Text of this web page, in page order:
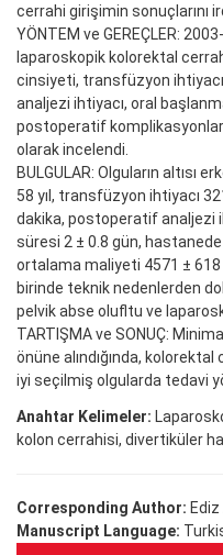
cerrahi girişimin sonuçlarını
YÖNTEM ve GEREÇLER:
laparoskopik kolorektal
cinsiyeti, transfüzyon
analjezi ihtiyacı, oral
postoperatif
olarak incelendi.
BULGULAR: Olguların altısı
58 yıl, transfüzyon ihtiyacı
dakika, postoperatif analjezi
süresi 2 ± 0.8 gün,
ortalama maliyeti 4571 ± 618
birinde teknik nedenlerden
pelvik abse olufltu ve
TARTIŞMA ve SONUÇ:
önüne alındığında,
iyi seçilmiş olgularda tedavi
Anahtar Kelimeler:
kolon cerrahisi, divertiküler
Corresponding Author: Ediz
Manuscript Language: